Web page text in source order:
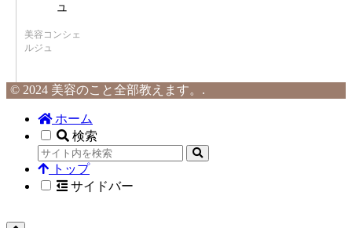
美容コンシェ
ルジュ
© 2024 美容のこと全部教えます。.
ホーム
検索
トップ
サイドバー